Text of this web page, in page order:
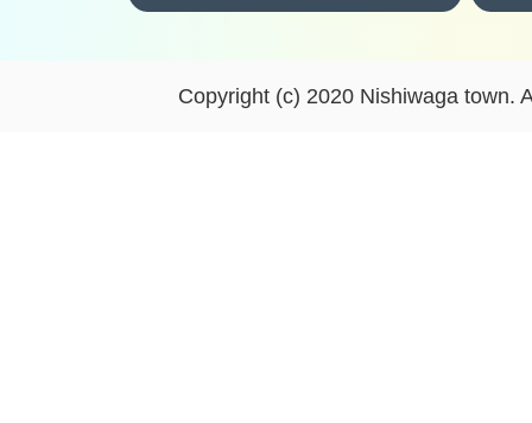
Copyright (c) 2020 Nishiwaga town.